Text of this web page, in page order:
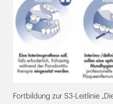
Fortbildung zur S3-Leitlinie